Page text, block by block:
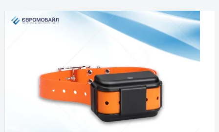
Технические характеристики
Технические характеристики 4G LTE
GPS трекера для собак
EuroVizion pTL40L
LTE-FDD:
B1/B3/B5/B7/B8/B20
GSM: 900/1800
Техническая документация 4G LTE
GPS трекера для собак
▹ Руководство пользователя User Manual EuroVizion
pTL40L – [UKR]🔍
▹ Универсальная инструкция к GPS-трекерам
EuroVizion и ПО мониторинга EuroVizion – [RU]